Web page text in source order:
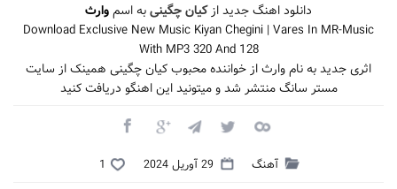
دانلود اهنگ جدید ازکیان چگینیبه اسموارث
Download Exclusive New Music Kiyan Chegini | Vares In MR-Music
With MP3 320 And 128
اثری جدید به نام وارث از خواننده محبوب کیان چگینی همینک از سایت
مستر سانگ منتشر شد و میتونید این اهنگو دریافت کنید
آهنگ 29 آوریل 2024 1